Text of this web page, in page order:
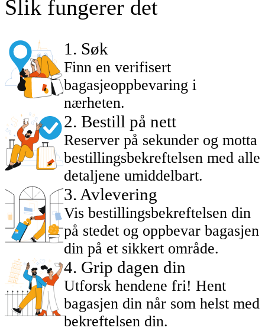
Slik fungerer det
1 . Søk
Finn en verifisert
bagasjeoppbevaring i
nærheten.
2. Bestill på nett
Reserver på sekunder og motta
bestillingsbekreftelsen med alle
detaljene umiddelbart.
3. Avlevering
Vis bestillingsbekreftelsen din
på stedet og oppbevar bagasjen
din på et sikkert område.
4. Grip dagen din
Utforsk hendene fri! Hent
bagasjen din når som helst med
bekreftelsen din.